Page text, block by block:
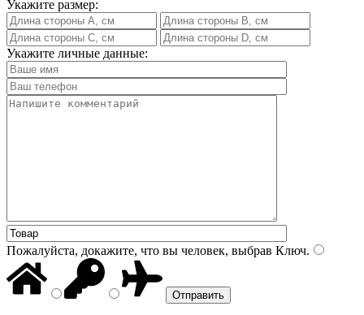
Укажите размер:
Укажите личные данные:
Пожалуйста, докажите, что вы человек, выбрав Ключ.